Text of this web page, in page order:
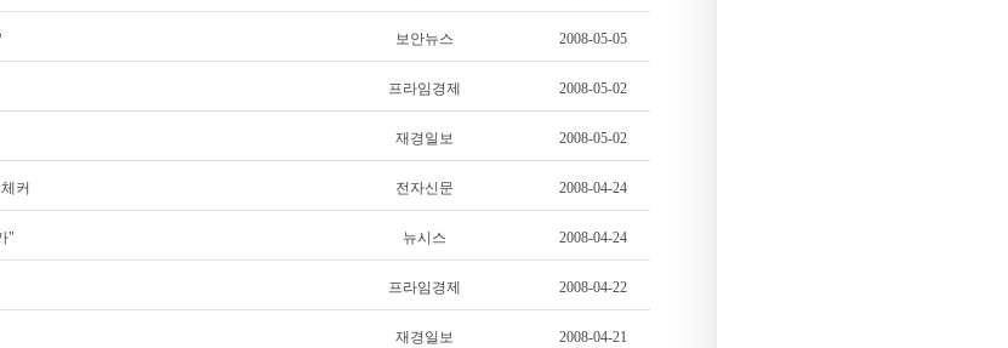
보안뉴스 2008-05-05
프라임경제 2008-05-02
재경일보 2008-05-02
커 전자신문 2008-04-24
" 뉴시스 2008-04-24
프라임경제 2008-04-22
재경일보 2008-04-21